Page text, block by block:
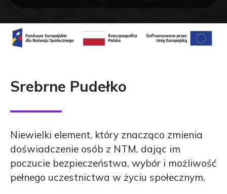
Srebrne Pudełko
Niewielki element, który znacząco zmienia
doświadczenie osób z NTM, dając im
poczucie bezpieczeństwa, wybór i możliwość
pełnego uczestnictwa w życiu społecznym.